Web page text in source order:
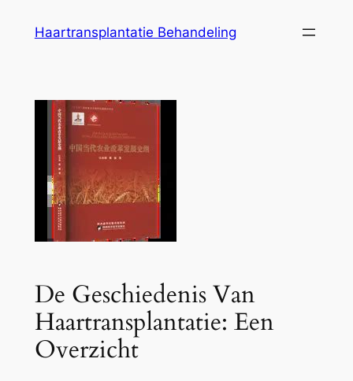
Haartransplantatie Behandeling
De Geschiedenis Van
Haartransplantatie: Een
Overzicht